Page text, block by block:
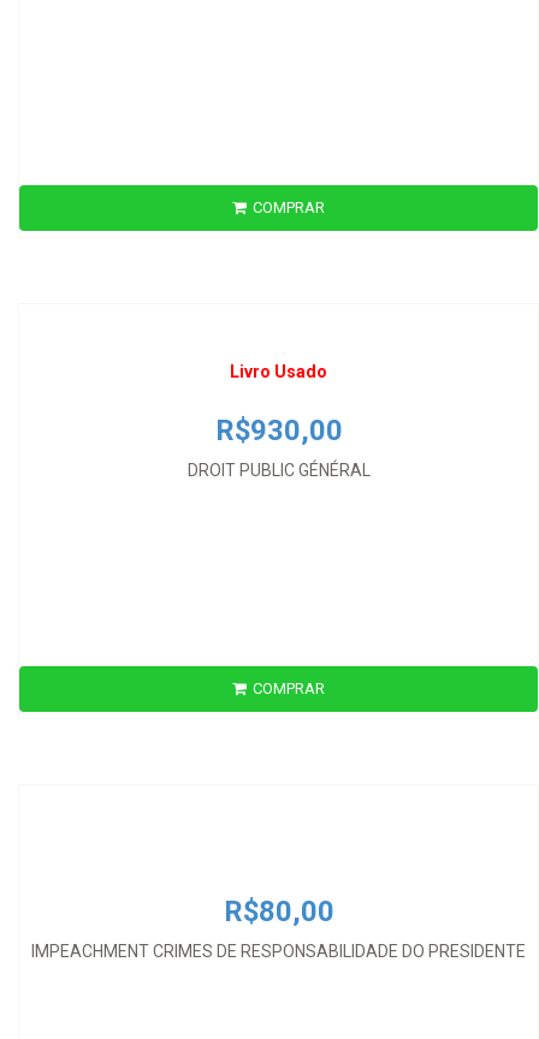
COMPRAR
Livro Usado
R$930,00
DROIT PUBLIC GÉNÉRAL
Livro Usado
R$930,00
COMPRAR
R$80,00
IMPEACHMENT CRIMES DE RESPONSABILIDADE DO PRESIDENTE
R$80,00